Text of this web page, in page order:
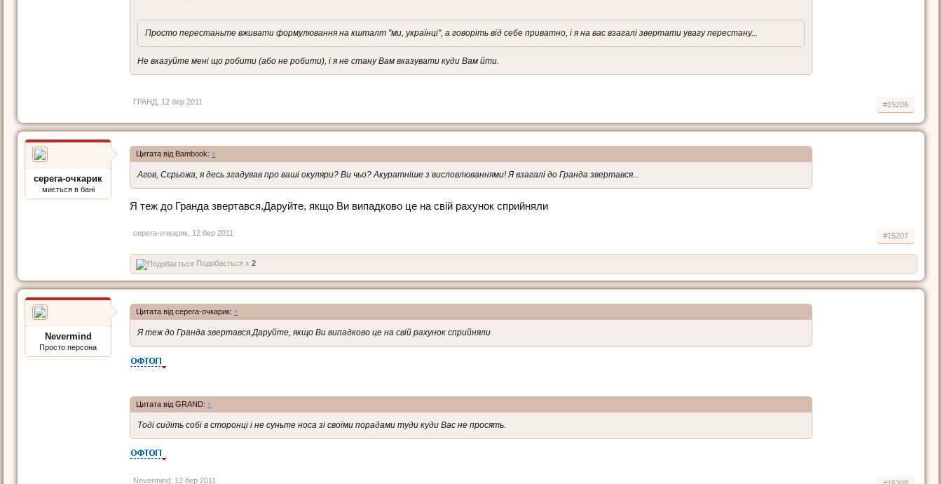
Просто перестаньте вживати формулювання на кшталт "ми, українці", а говоріть від себе приватно, і я на вас взагалі звертати увагу перестану...
Не вказуйте мені що робити (або не робити), і я не стану Вам вказувати куди Вам йти.
ГРАНД 12 бер 2011 #15206
серега-очкарик
миється в бані
Цитата від Bambook: ↑
Агов, Сєрьожа, я десь згадував про ваші окуляри? Ви чьо? Акуратніше з висловлюваннями! Я взагалі до Гранда звертався...
Я теж до Гранда звертався.Даруйте, якщо Ви випадково це на свій рахунок сприйняли
серега-очкарик 12 бер 2011 #15207
Подобається x 2
Nevermind
Просто персона
Цитата від серега-очкарик: ↑
Я теж до Гранда звертався.Даруйте, якщо Ви випадково це на свій рахунок сприйняли
Цитата від GRAND: ↑
Тоді сидіть собі в сторонці і не суньте носа зі своїми порадами туди куди Вас не просять.
Nevermind 12 бер 2011